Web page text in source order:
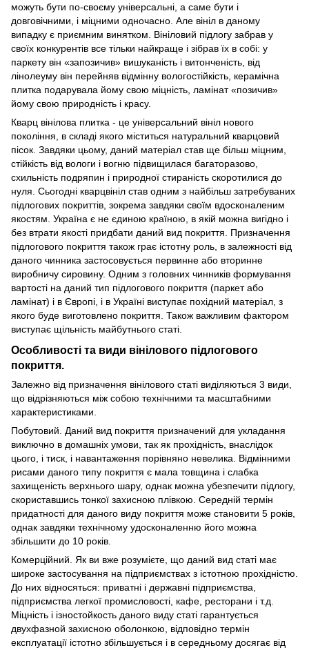
можуть бути по-своєму універсальні, а саме бути і
довговічними, і міцними одночасно. Але вініл в даному
випадку є приємним винятком. Вініловий підлогу забрав у
своїх конкурентів все тільки найкраще і зібрав їх в собі: у
паркету він «запозичив» вишуканість і витонченість, від
лінолеуму він перейняв відмінну вологостійкість, керамічна
плитка подарувала йому свою міцність, ламінат «позичив»
йому свою природність і красу.
Кварц вінілова плитка - це універсальний вініл нового
покоління, в складі якого міститься натуральний кварцовий
пісок. Завдяки цьому, даний матеріал став ще більш міцним,
стійкість від вологи і вогню підвищилася багаторазово,
схильність подряпин і природної стираність скоротилися до
нуля. Сьогодні кварцвініл став одним з найбільш затребуваних
підлогових покриттів, зокрема завдяки своїм вдосконаленим
якостям. Україна є не єдиною країною, в якій можна вигідно і
без втрати якості придбати даний вид покриття. Призначення
підлогового покриття також грає істотну роль, в залежності від
даного чинника застосовується первинне або вторинне
виробничу сировину. Одним з головних чинників формування
вартості на даний тип підлогового покриття (паркет або
ламінат) і в Європі, і в Україні виступає похідний матеріал, з
якого буде виготовлено покриття. Також важливим фактором
виступає щільність майбутнього статі.
Особливості та види вінілового підлогового
покриття.
Залежно від призначення вінілового статі виділяються 3 види,
що відрізняються між собою технічними та масштабними
характеристиками.
Побутовий. Даний вид покриття призначений для укладання
виключно в домашніх умови, так як прохідність, внаслідок
цього, і тиск, і навантаження порівняно невелика. Відмінними
рисами даного типу покриття є мала товщина і слабка
захищеність верхнього шару, однак можна убезпечити підлогу,
скориставшись тонкої захисною плівкою. Середній термін
придатності для даного виду покриття може становити 5 років,
однак завдяки технічному удосконаленню його можна
збільшити до 10 років.
Комерційний. Як ви вже розумієте, що даний вид статі має
широке застосування на підприємствах з істотною прохідністю.
До них відносяться: приватні і державні підприємства,
підприємства легкої промисловості, кафе, ресторани і т.д.
Міцність і ізностойкость даного виду статі гарантується
двухфазной захисною оболонкою, відповідно термін
експлуатації істотно збільшується і в середньому досягає від